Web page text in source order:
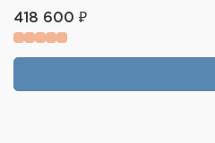
418 600 ₽